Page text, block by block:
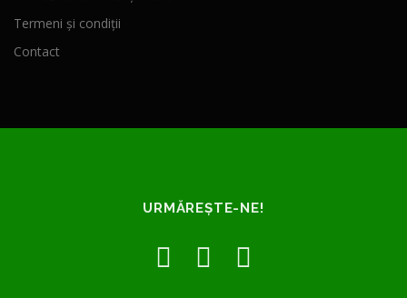
Termeni și condiții
Contact
URMĂREȘTE-NE!